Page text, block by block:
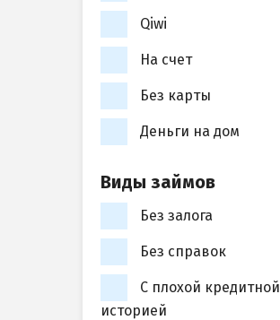
Qiwi
На счет
Без карты
Деньги на дом
Виды займов
Без залога
Без справок
С плохой кредитной
историей